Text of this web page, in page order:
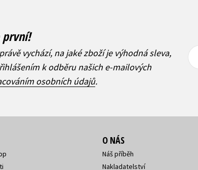
první!
vychází, na jaké zboží je výhodná sleva,
k odběru našich e-mailových
osobních údajů.
O NÁS
Náš příběh
Nakladatelství